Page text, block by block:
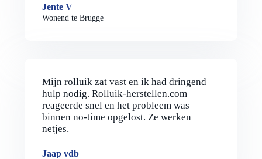
Jente V
Wonend te Brugge
Mijn rolluik zat vast en ik had dringend
hulp nodig. Rolluik-herstellen.com
reageerde snel en het probleem was
binnen no-time opgelost. Ze werken
netjes.
Jaap vdb